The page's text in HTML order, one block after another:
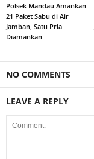
Polsek Mandau Amankan
21 Paket Sabu di Air
Jamban, Satu Pria
Diamankan
NO COMMENTS
LEAVE A REPLY